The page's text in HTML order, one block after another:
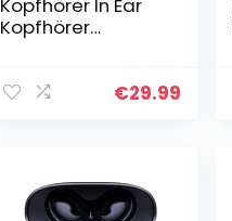
Kopfhörer In Ear
Kopfhörer
Noise Cancelling
Deep…
€29.99